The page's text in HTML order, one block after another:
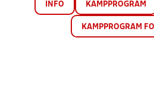
INFO KAMPPROGRAM
KAMPPROGRAM